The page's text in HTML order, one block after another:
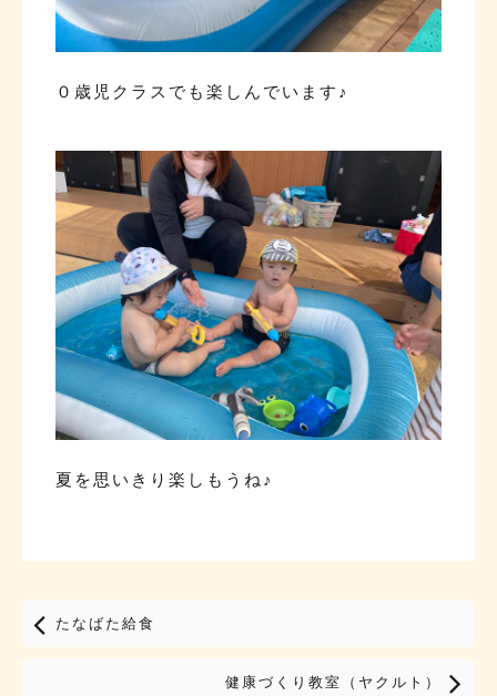
０歳児クラスでも楽しんでいます♪
夏を思いきり楽しもうね♪
たなばた給食
健康づくり教室（ヤクルト）